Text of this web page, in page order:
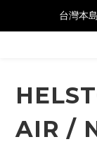
台灣本
AIR /